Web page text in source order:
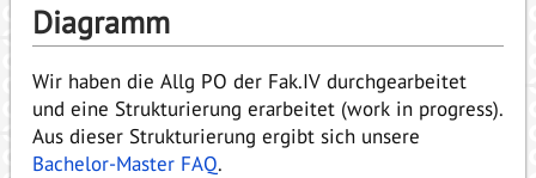
Diagramm
Wir haben die Allg PO der Fak.IV durchgearbeitet
und eine Strukturierung erarbeitet (work in progress).
Aus dieser Strukturierung ergibt sich unsere
Bachelor-Master FAQ.